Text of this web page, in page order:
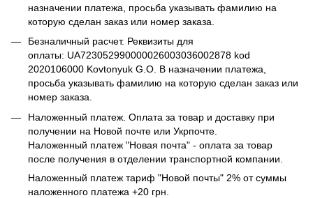
назначении платежа, просьба указывать фамилию на
которую сделан заказ или номер заказа.
Безналичный расчет. Реквизиты для
оплаты: UA723052990000026003036002878 kod
2020106000 Kovtonyuk G.O. В назначении платежа,
просьба указывать фамилию на которую сделан заказ или
номер заказа.
Наложенный платеж. Оплата за товар и доставку при
получении на Новой почте или Укрпочте.
Наложенный платеж "Новая почта" - оплата за товар
после получения в отделении транспортной компании.
Наложенный платеж тариф "Новой почты" 2% от суммы
наложенного платежа +20 грн.